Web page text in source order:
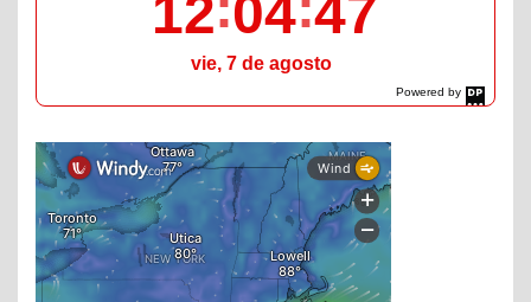
Powered by
DaysPedia.com
12 04 48
vie, 7 de agosto